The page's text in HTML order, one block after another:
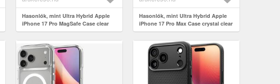
Hasonlók, mint Ultra Hybrid Apple
iPhone 17 Pro MagSafe Case clear
orange (ACS11112)
Hasonlók, mint Ultra Hybrid Apple
iPhone 17 Pro Max Case crystal clear
(ACS10278)